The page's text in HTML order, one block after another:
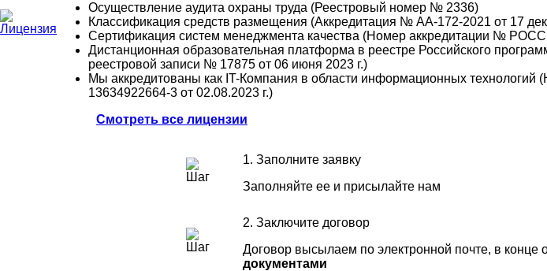
Осуществление аудита охраны труда (Реестровый номер № 2336)
Классификация средств размещения (Аккредитация № АА-172-2021 от 17
Сертификация систем менеджмента качества (Номер аккредитации №
Дистанционная образовательная платформа в реестре Российского
реестровой записи № 17875 от 06 июня 2023 г.)
Мы аккредитованы как IT-Компания в области информационных
13634922664-3 от 02.08.2023 г.)
Смотреть все лицензии
1. Заполните заявку
Заполняйте ее и присылайте нам
2. Заключите договор
Договор высылаем по электронной почте, в конце
документами